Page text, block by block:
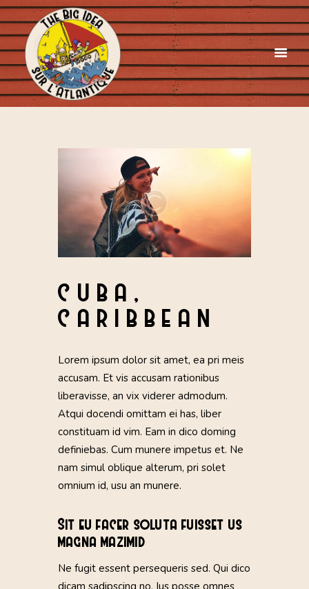
CUBA,
CARIBBEAN
Lorem ipsum dolor sit amet, ea pri meis
accusam. Et vis accusam rationibus
liberavisse, an vix viderer admodum.
Atqui docendi omittam ei has, liber
constituam id vim. Eam in dico doming
definiebas. Cum munere impetus et. Ne
nam simul oblique alterum, pri solet
omnium id, usu an munere.
Sit eu facer soluta fuisset us
magna mazimid
Ne fugit essent persequeris sed. Qui dico
dicam sadipscing no. Ius posse omnes